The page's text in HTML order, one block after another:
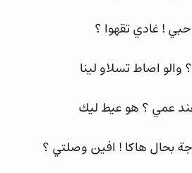
! غادي تقهوا ؟
اصاط تسلاو لينا
عمي ؟ هو عيط ليك
بحال هاكا ! افين وصلتي ؟